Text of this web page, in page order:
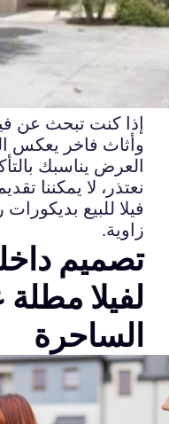
إذا كنت تبحث عن
وأثاث فاخر يعكس
العرض يناسبك
نعتذر، لا يمكننا
فيلا للبيع
زاوية.
تصميم
لفيلا
الساحرة